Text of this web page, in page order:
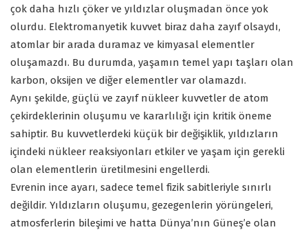
çok daha hızlı çöker ve yıldızlar oluşmadan önce yok
olurdu. Elektromanyetik kuvvet biraz daha zayıf olsaydı,
atomlar bir arada duramaz ve kimyasal elementler
oluşamazdı. Bu durumda, yaşamın temel yapı taşları olan
karbon, oksijen ve diğer elementler var olamazdı.
Aynı şekilde, güçlü ve zayıf nükleer kuvvetler de atom
çekirdeklerinin oluşumu ve kararlılığı için kritik öneme
sahiptir. Bu kuvvetlerdeki küçük bir değişiklik, yıldızların
içindeki nükleer reaksiyonları etkiler ve yaşam için gerekli
olan elementlerin üretilmesini engellerdi.
Evrenin ince ayarı, sadece temel fizik sabitleriyle sınırlı
değildir. Yıldızların oluşumu, gezegenlerin yörüngeleri,
atmosferlerin bileşimi ve hatta Dünya’nın Güneş’e olan